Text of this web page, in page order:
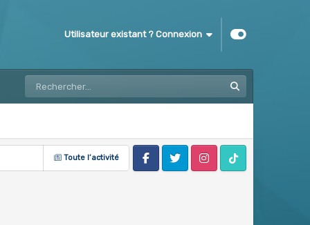
Utilisateur existant ? Connexion
Toute l’activité
FacebookTwitter InstagramTik Tok